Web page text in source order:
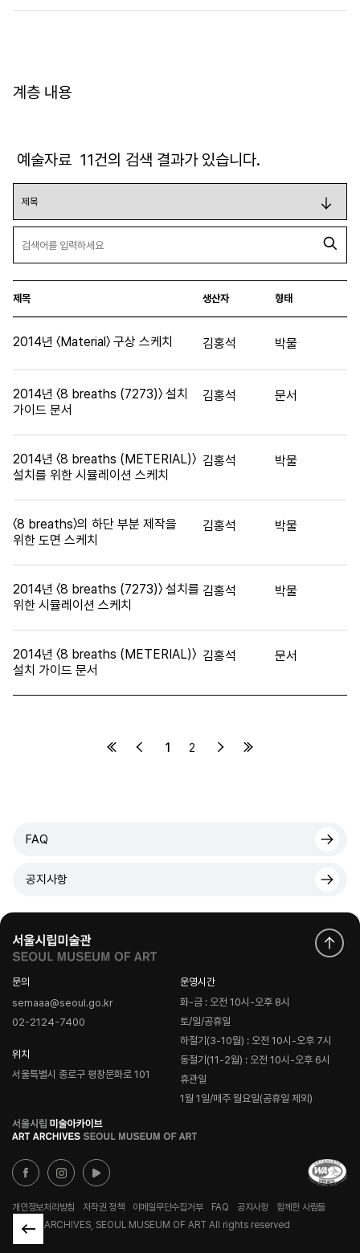
계층 내용
예술자료 11건의 검색 결과가 있습니다.
제목 생산자 형태
2014년 〈Material〉 구상 스케치 김홍석 박물
2014년 〈8 breaths (7273)〉 설치
가이드 문서
김홍석 문서
2014년 〈8 breaths (METERIAL)〉
설치를 위한 시뮬레이션 스케치
김홍석 박물
〈8 breaths〉의 하단 부분 제작을
위한 도면 스케치
김홍석 박물
2014년 〈8 breaths (7273)〉 설치를
위한 시뮬레이션 스케치
김홍석 박물
2014년 〈8 breaths (METERIAL)〉
설치 가이드 문서
김홍석 문서
1 2
FAQ
공지사항
문의
semaaa@seoul.go.kr
02-2124-7400
위치
서울특별시 종로구 평창문화로 101
운영시간
화-금 : 오전 10시-오후 8시
토/일/공휴일
하절기(3-10월) : 오전 10시-오후 7시
동절기(11-2월) : 오전 10시-오후 6시
휴관일
1월 1일/매주 월요일(공휴일 제외)
로
고
개인정보처리방침 저작권 정책 이메일무단수집거부 FAQ 공지사항
함께한 사람들
© ART ARCHIVES, SEOUL MUSEUM OF ART All rights reserved